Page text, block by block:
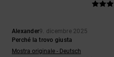
Alexander9. dicembre 2025
Perché la trovo giusta
Mostra originale - Deutsch